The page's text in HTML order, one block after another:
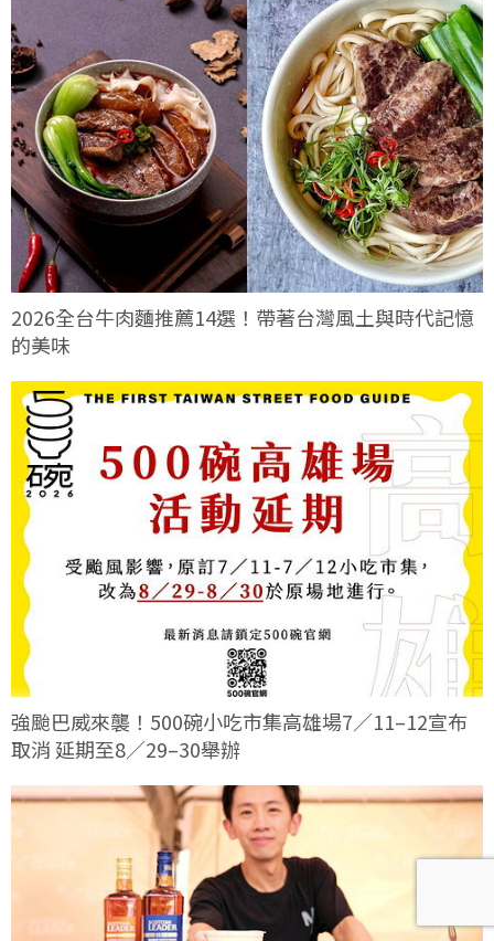
2026全台牛肉麵推薦14選！帶著台灣風土與時代記憶
的美味
強颱巴威來襲！500碗小吃市集高雄場7／11–12宣布
取消 延期至8／29–30舉辦